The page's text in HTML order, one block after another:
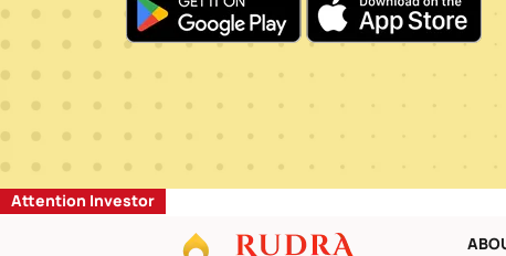
Attention Investor